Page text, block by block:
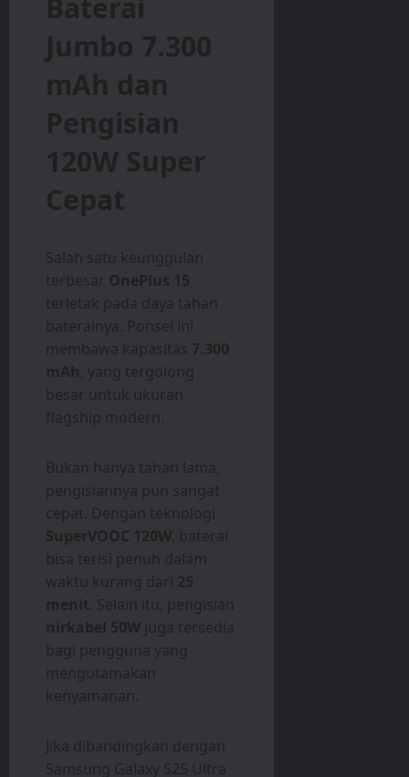
Baterai
Jumbo 7.300
mAh dan
Pengisian
120W Super
Cepat
Salah satu keunggulan
terbesar OnePlus 15
terletak pada daya tahan
baterainya. Ponsel ini
membawa kapasitas 7.300
mAh, yang tergolong
besar untuk ukuran
flagship modern.
Bukan hanya tahan lama,
pengisiannya pun sangat
cepat. Dengan teknologi
SuperVOOC 120W, baterai
bisa terisi penuh dalam
waktu kurang dari 25
menit. Selain itu, pengisian
nirkabel 50W juga tersedia
bagi pengguna yang
mengutamakan
kenyamanan.
Jika dibandingkan dengan
Samsung Galaxy S25 Ultra